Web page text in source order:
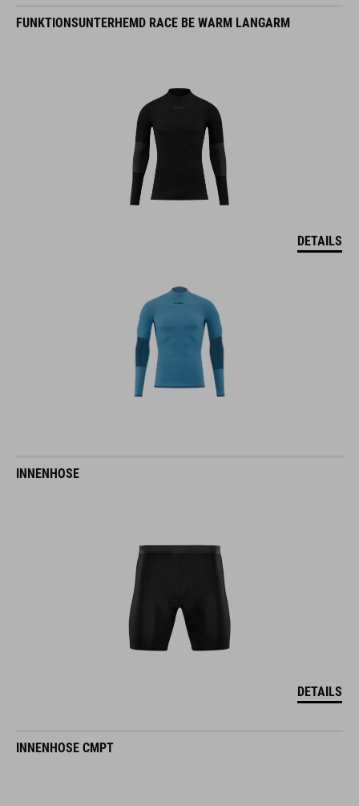
FUNKTIONSUNTERHEMD RACE BE WARM LANGARM
DETAILS
INNENHOSE
DETAILS
INNENHOSE CMPT